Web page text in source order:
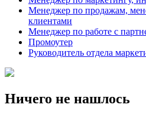
Менеджер по продажам,
клиентами
Менеджер по работе с
Промоутер
Руководитель отдела
Ничего не нашлось